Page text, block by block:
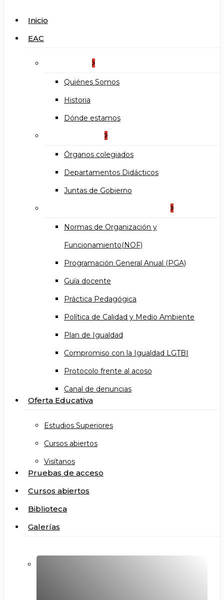
search
Menu
Inicio
EAC
Quiénes Somos
Historia
Dónde estamos
Órganos colegiados
Departamentos Didácticos
Juntas de Gobierno
Normas de Organización y
Funcionamiento(NOF)
Programación General Anual (PGA)
Guía docente
Práctica Pedagógica
Política de Calidad y Medio Ambiente
Plan de Igualdad
Compromiso con la Igualdad LGTBI
Protocolo frente al acoso
Canal de denuncias
Oferta Educativa
Estudios Superiores
Cursos abiertos
Visítanos
Pruebas de acceso
Cursos abiertos
Biblioteca
Galerías